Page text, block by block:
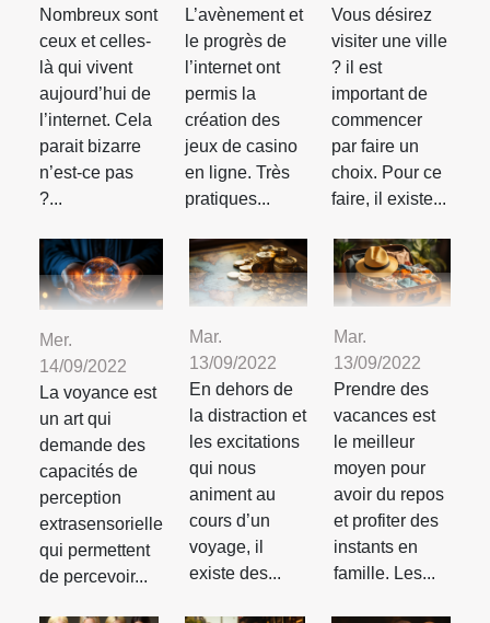
Nombreux sont
ceux et celles-
là qui vivent
aujourd’hui de
l’internet. Cela
parait bizarre
n’est-ce pas
?...
L’avènement et
le progrès de
l’internet ont
permis la
création des
jeux de casino
en ligne. Très
pratiques...
Vous désirez
visiter une ville
? il est
important de
commencer
par faire un
choix. Pour ce
faire, il existe...
Mer.
14/09/2022
La voyance est
un art qui
demande des
capacités de
perception
extrasensorielle
qui permettent
de percevoir...
Mar.
13/09/2022
En dehors de
la distraction et
les excitations
qui nous
animent au
cours d’un
voyage, il
existe des...
Mar.
13/09/2022
Prendre des
vacances est
le meilleur
moyen pour
avoir du repos
et profiter des
instants en
famille. Les...